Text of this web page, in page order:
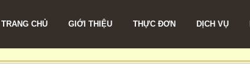
TRANG CHỦ GIỚI THIỆU THỰC ĐƠN DỊCH VỤ